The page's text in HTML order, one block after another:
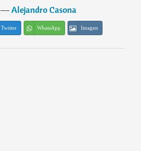
―Alejandro Casona
Twitter WhatsApp Imagen